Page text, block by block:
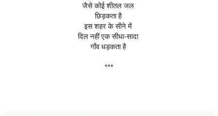
जैसे कोई शीतल जल
छिड़कता है
इस शहर के सीने में
दिल नहीं एक सीधा-सादा
गाँव धड़कता है
***